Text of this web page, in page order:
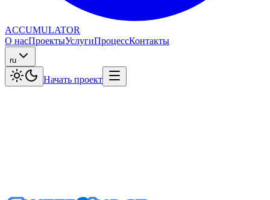
ACCUMULATOR
О насПроектыУслугиПроцессКонтакты
ru
Начать проект